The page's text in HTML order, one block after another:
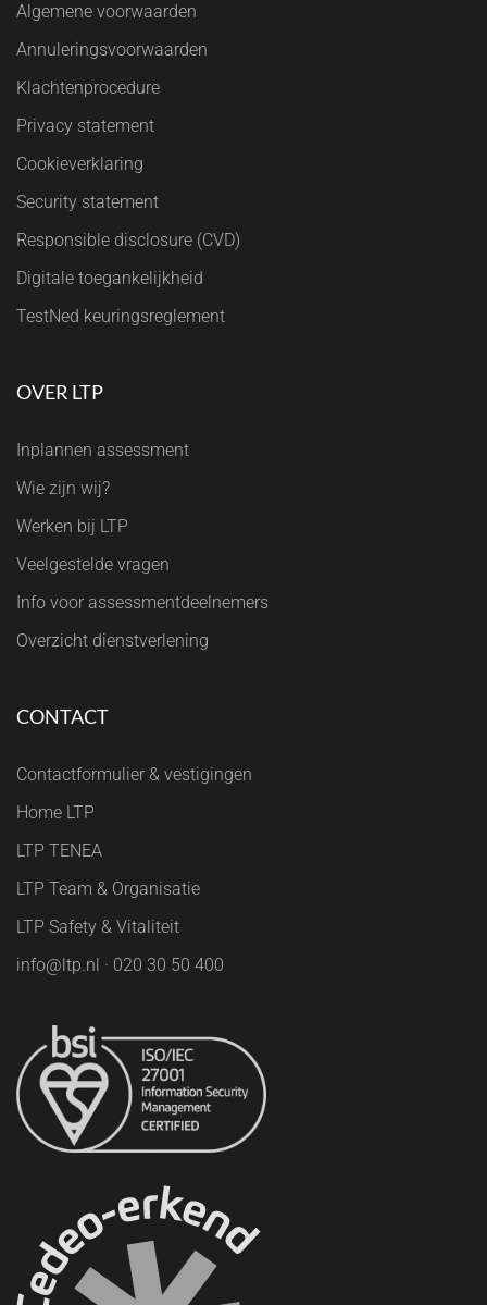
Algemene voorwaarden
Annuleringsvoorwaarden
Klachtenprocedure
Privacy statement
Cookieverklaring
Security statement
Responsible disclosure (CVD)
Digitale toegankelijkheid
TestNed keuringsreglement
OVER LTP
Inplannen assessment
Wie zijn wij?
Werken bij LTP
Veelgestelde vragen
Info voor assessmentdeelnemers
Overzicht dienstverlening
CONTACT
Contactformulier & vestigingen
Home LTP
LTP TENEA
LTP Team & Organisatie
LTP Safety & Vitaliteit
info@ltp.nl · 020 30 50 400